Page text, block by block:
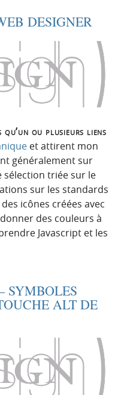
DESIGNER
qu’un ou plusieurs liens
et attirent mon
généralement sur
sélection triée sur le
sur les standards
icônes créées avec
des couleurs à
Javascript et les
SYMBOLES
ALT DE